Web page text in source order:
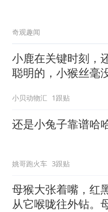
奇观趣闻
小鹿在关键时刻，
聪明的，小猴丝毫
小贝动物汇 1跟贴
还是小兔子靠谱哈
姚哥跑火车 3跟贴
母猴大张着嘴，红
从它喉咙往外钻。